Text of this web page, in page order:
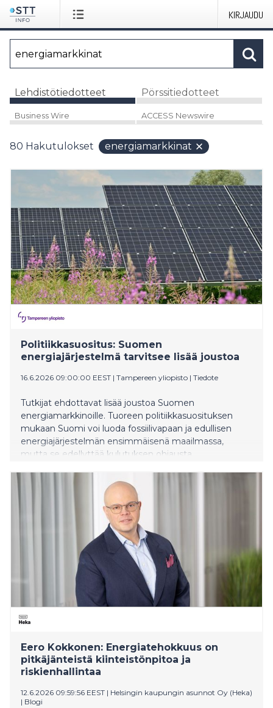
KIRJAUDU
Lehdistötiedotteet Pörssitiedotteet
Business Wire ACCESS Newswire
80 Hakutulokset energiamarkkinat
Politiikkasuositus: Suomen
energiajärjestelmä tarvitsee lisää joustoa
16.6.2026 09:00:00 EEST | Tampereen yliopisto | Tiedote
Tutkijat ehdottavat lisää joustoa Suomen
energiamarkkinoille. Tuoreen politiikkasuosituksen
mukaan Suomi voi luoda fossiilivapaan ja edullisen
energiajärjestelmän ensimmäisenä maailmassa,
mutta se edellyttää kulutuksen ohjausta,
Eero Kokkonen: Energiatehokkuus on
pitkäjänteistä kiinteistönpitoa ja
riskienhallintaa
12.6.2026 09:59:56 EEST | Helsingin kaupungin asunnot Oy (Heka)
| Blogi